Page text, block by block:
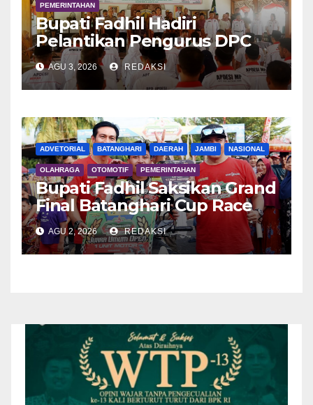
PEMERINTAHAN
Bupati Fadhil Hadiri
Pelantikan Pengurus DPC
APDESI MP
AGU 3, 2026 REDAKSI
ADVETORIAL BATANGHARI DAERAH JAMBI NASIONAL
OLAHRAGA OTOMOTIF PEMERINTAHAN
Bupati Fadhil Saksikan Grand
Final Batanghari Cup Race
2026
AGU 2, 2026 REDAKSI